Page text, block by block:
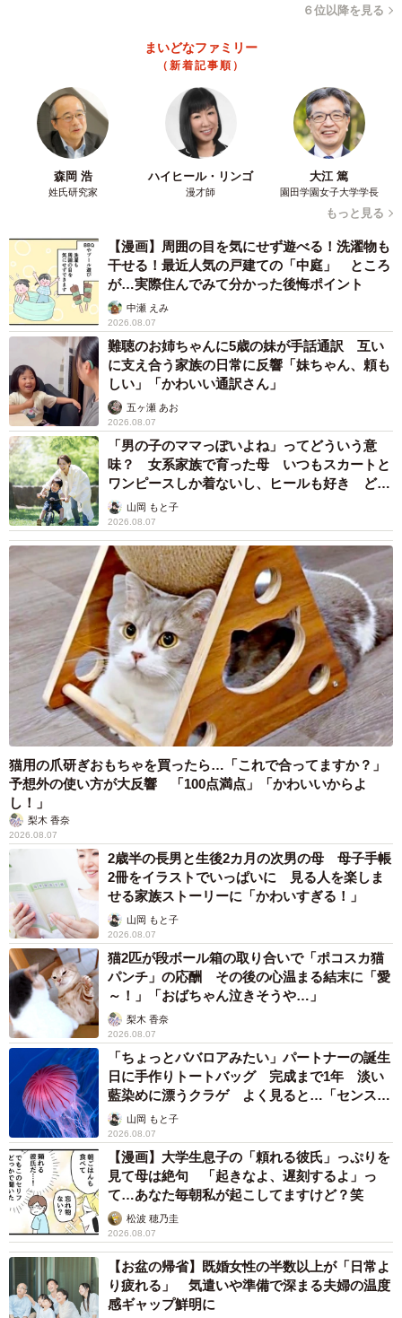
６位以降を見る
まいどなファミリー
（新着記事順）
森岡 浩
姓氏研究家
ハイヒール・リンゴ
漫才師
大江 篤
園田学園女子大学学長
もっと見る
【漫画】周囲の目を気にせず遊べる！洗濯物も
干せる！最近人気の戸建ての「中庭」 ところ
が…実際住んでみて分かった後悔ポイント
中瀬 えみ
2026.08.07
難聴のお姉ちゃんに5歳の妹が手話通訳 互い
に支え合う家族の日常に反響「妹ちゃん、頼も
しい」「かわいい通訳さん」
五ヶ瀬 あお
2026.08.07
「男の子のママっぽいよね」ってどういう意
味？ 女系家族で育った母 いつもスカートと
ワンピースしか着ないし、ヒールも好き どの
へんが…
山岡 もと子
2026.08.07
猫用の爪研ぎおもちゃを買ったら…「これで合ってますか？」
予想外の使い方が大反響 「100点満点」「かわいいからよ
し！」
梨木 香奈
2026.08.07
2歳半の長男と生後2カ月の次男の母 母子手帳
2冊をイラストでいっぱいに 見る人を楽しま
せる家族ストーリーに「かわいすぎる！」
山岡 もと子
2026.08.07
猫2匹が段ボール箱の取り合いで「ポコスカ猫
パンチ」の応酬 その後の心温まる結末に「愛
～！」「おばちゃん泣きそうや…」
梨木 香奈
2026.08.07
「ちょっとババロアみたい」パートナーの誕生
日に手作りトートバッグ 完成まで1年 淡い
藍染めに漂うクラゲ よく見ると…「センスす
ごい」山岡 もと子
2026.08.07
【漫画】大学生息子の「頼れる彼氏」っぷりを
見て母は絶句 「起きなよ、遅刻するよ」っ
て…あなた毎朝私が起こしてますけど？笑
松波 穂乃圭
2026.08.07
【お盆の帰省】既婚女性の半数以上が「日常よ
り疲れる」 気遣いや準備で深まる夫婦の温度
感ギャップ鮮明に